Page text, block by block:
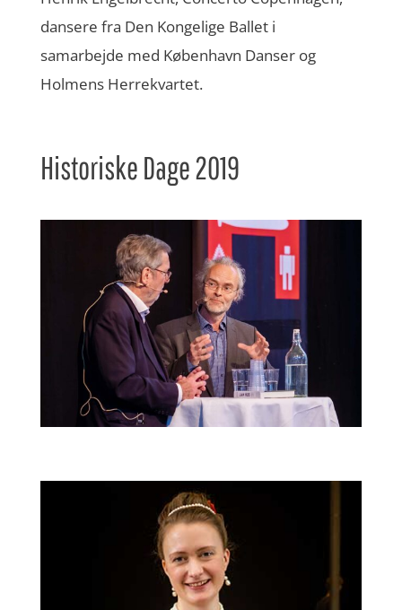
dansere fra Den Kongelige Ballet i
samarbejde med København Danser og
Holmens Herrekvartet.
Historiske Dage 2019